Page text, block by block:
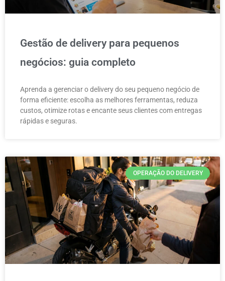
Gestão de delivery para pequenos
negócios: guia completo
Aprenda a gerenciar o delivery do seu pequeno negócio de
forma eficiente: escolha as melhores ferramentas, reduza
custos, otimize rotas e encante seus clientes com entregas
rápidas e seguras.
OPERAÇÃO DO DELIVERY